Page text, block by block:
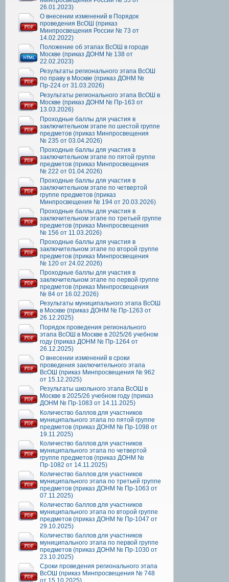
26.01.2023)
О внесении изменений в Порядок
проведения ВсОШ (приказ
Минпросвещения России № 73 от
14.02.2022)
Положение об этапах ВсОШ в городе
Москве (приказ ДОНМ № 138 от
22.02.2023)
Результаты регионального этапа ВсОШ
по праву в Москве (приказ ДОНМ №
Пр-224 от 31.03.2026)
Результаты регионального этапа ВсОШ в
Москве (приказ ДОНМ № Пр-163 от
13.03.2026)
Проходные баллы для участия в
заключительном этапе по шестой группе
предметов (приказ Минпросвещения
№ 235 от 03.04.2026)
Проходные баллы для участия в
заключительном этапе по пятой группе
предметов (приказ Минпросвещения
№ 222 от 01.04.2026)
Проходные баллы для участия в
заключительном этапе по четвертой
группе предметов (приказ
Минпросвещения № 194 от 20.03.2026)
Проходные баллы для участия в
заключительном этапе по третьей группе
предметов (приказ Минпросвещения
№ 156 от 11.03.2026)
Проходные баллы для участия в
заключительном этапе по второй группе
предметов (приказ Минпросвещения
№ 120 от 24.02.2026)
Проходные баллы для участия в
заключительном этапе по первой группе
предметов (приказ Минпросвещения
№ 84 от 16.02.2026)
Результаты муниципального этапа ВсОШ
в Москве (приказ ДОНМ № Пр-1263 от
26.12.2025)
Порядок проведения регионального
этапа ВсОШ в Москве в 2025/26 учебном
году (приказ ДОНМ № Пр-1264 от
26.12.2025)
О внесении изменений в сроки
проведения заключительного этапа
ВсОШ (приказ Минпросвещения № 962
от 15.12.2025)
Результаты школьного этапа ВсОШ в
Москве в 2025/26 учебном году (приказ
ДОНМ № Пр-1083 от 14.11.2025)
Количество баллов для участников
муниципального этапа по пятой группе
предметов (приказ ДОНМ № Пр-1098 от
19.11.2025)
Количество баллов для участников
муниципального этапа по четвертой
группе предметов (приказ ДОНМ №
Пр-1082 от 14.11.2025)
Количество баллов для участников
муниципального этапа по третьей группе
предметов (приказ ДОНМ № Пр-1063 от
07.11.2025)
Количество баллов для участников
муниципального этапа по второй группе
предметов (приказ ДОНМ № Пр-1047 от
29.10.2025)
Количество баллов для участников
муниципального этапа по первой группе
предметов (приказ ДОНМ № Пр-1030 от
23.10.2025)
Сроки проведения регионального этапа
ВсОШ (приказ Минпросвещения № 748
от 15.10.2025)